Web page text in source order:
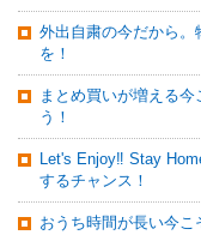
外出自粛の今だから。
を！
まとめ買いが増える
う！
Let's Enjoy‼️ Stay
するチャンス！
おうち時間が長い今こ